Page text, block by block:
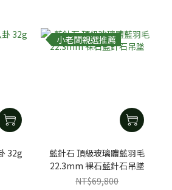
32g
小老闆親選推薦
藍針石 頂級玻璃體藍羽毛
22.3mm 裸石藍針石吊墜
NT$69,800